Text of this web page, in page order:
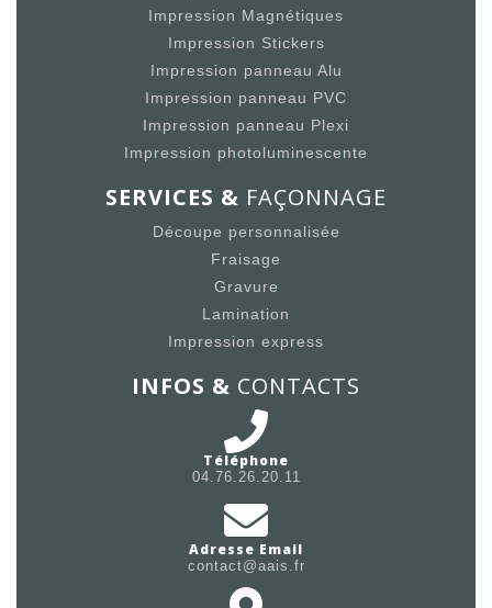
Impression Magnétiques
Impression Stickers
Impression panneau Alu
Impression panneau PVC
Impression panneau Plexi
Impression photoluminescente
SERVICES & FAÇONNAGE
Découpe personnalisée
Fraisage
Gravure
Lamination
Impression express
INFOS & CONTACTS
Téléphone
04.76.26.20.11
Adresse Email
contact@aais.fr